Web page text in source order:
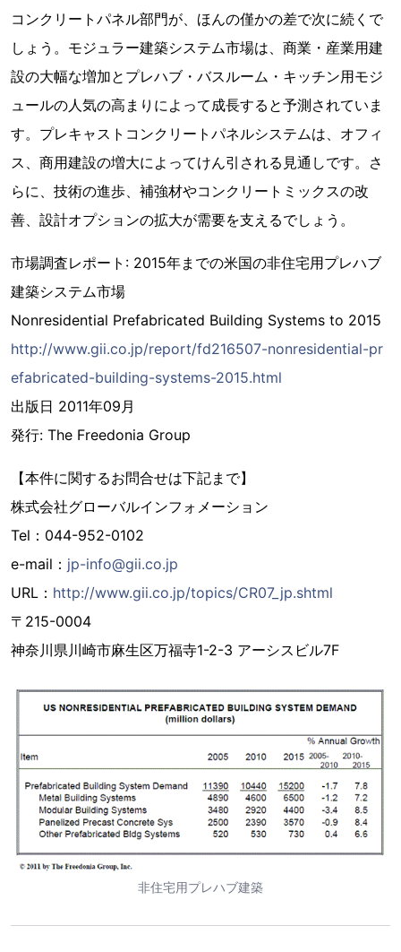
コンクリートパネル部門が、ほんの僅かの差で次に続くで
しょう。モジュラー建築システム市場は、商業・産業用建
設の大幅な増加とプレハブ・バスルーム・キッチン用モジ
ュールの人気の高まりによって成長すると予測されていま
す。プレキャストコンクリートパネルシステムは、オフィ
ス、商用建設の増大によってけん引される見通しです。さ
らに、技術の進歩、補強材やコンクリートミックスの改
善、設計オプションの拡大が需要を支えるでしょう。
市場調査レポート: 2015年までの米国の非住宅用プレハブ
建築システム市場
Nonresidential Prefabricated Building Systems to 2015
http://www.gii.co.jp/report/fd216507-nonresidential-pr
efabricated-building-systems-2015.html
出版日 2011年09月
発行: The Freedonia Group
【本件に関するお問合せは下記まで】
株式会社グローバルインフォメーション
Tel：044-952-0102
e-mail： jp-info@gii.co.jp
URL： http://www.gii.co.jp/topics/CR07_jp.shtml
〒215-0004
神奈川県川崎市麻生区万福寺1-2-3 アーシスビル7F
非住宅用プレハブ建築